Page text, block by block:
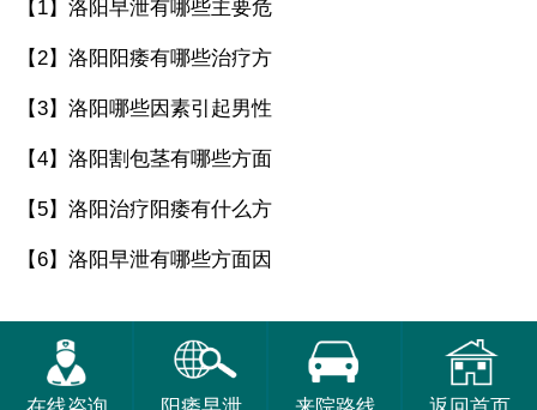
【1】 洛阳早泄有哪些主要危
【2】 洛阳阳痿有哪些治疗方
【3】 洛阳哪些因素引起男性
【4】 洛阳割包茎有哪些方面
【5】 洛阳治疗阳痿有什么方
【6】 洛阳早泄有哪些方面因